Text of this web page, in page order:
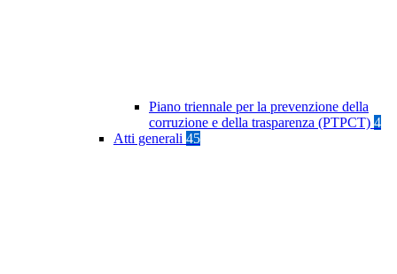
Piano triennale per la prevenzione della
corruzione e della trasparenza (PTPCT) 4
Atti generali 45